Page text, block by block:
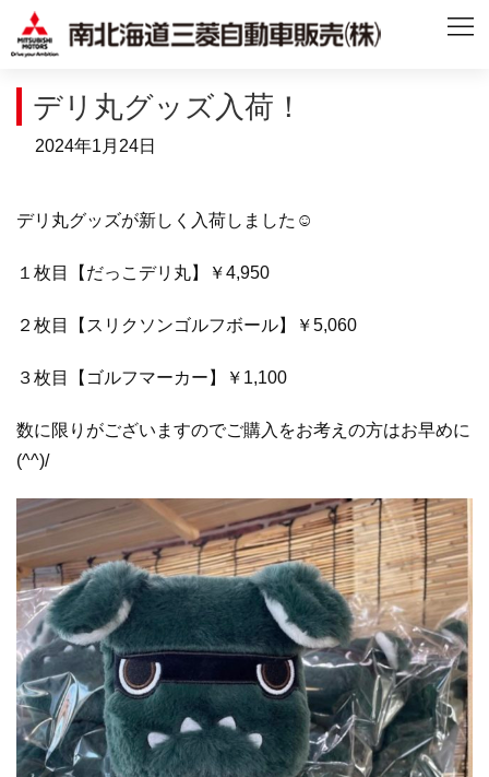
デリ丸グッズ入荷！
2024年1月24日
デリ丸グッズが新しく入荷しました☺
１枚目【だっこデリ丸】￥4,950
２枚目【スリクソンゴルフボール】￥5,060
３枚目【ゴルフマーカー】￥1,100
数に限りがございますのでご購入をお考えの方はお早めに
(^^)/